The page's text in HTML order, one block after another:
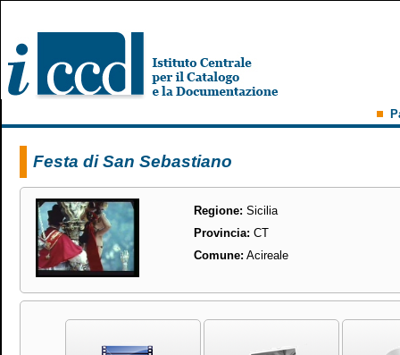
Festa di San Sebastiano
Regione: Sicilia
Provincia: CT
Comune: Acireale